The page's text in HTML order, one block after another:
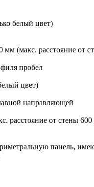
белый цвет)
(макс. расстояние от
пробел
цвет)
направляющей
расстояние от стены
панель,